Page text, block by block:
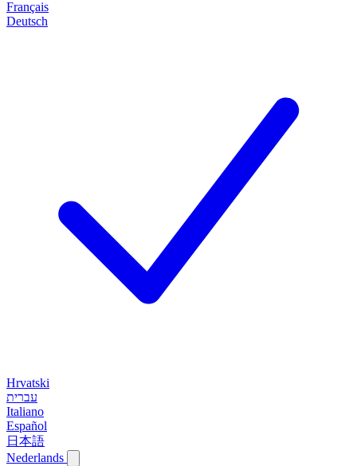
Français
Deutsch
Hrvatski
עברית
Italiano
Español
日本語
Nederlands